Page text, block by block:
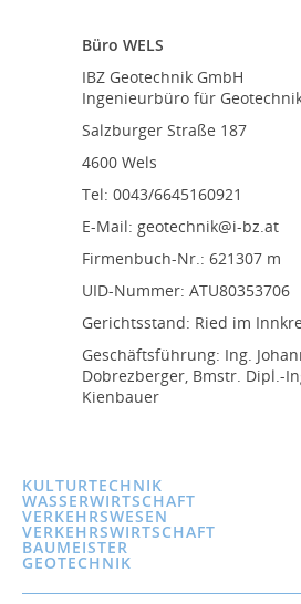
Büro WELS
IBZ Geotechnik GmbH
Ingenieurbüro für
Salzburger Straße 187
4600 Wels
Tel: 0043/6645160921
E-Mail: geotechnik@i-bz.at
Firmenbuch-Nr.: 621307 m
UID-Nummer: ATU80353706
Gerichtsstand: Ried im
Geschäftsführung: Ing.
Dobrezberger, Bmstr. Dipl.-
Kienbauer
KULTURTECHNIK
WASSERWIRTSCHAFT
VERKEHRSWESEN
VERKEHRSWIRTSCHAFT
BAUMEISTER
GEOTECHNIK